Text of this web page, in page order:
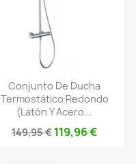
Conjunto De Ducha
Termostático Redondo
(latón Y Acero...
149,95 € 119,96 €